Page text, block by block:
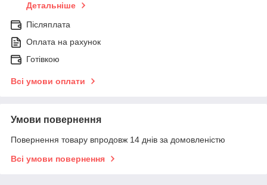
Детальніше
Післяплата
Оплата на рахунок
Готівкою
Всі умови оплати
Умови повернення
Повернення товару впродовж 14 днів за домовленістю
Всі умови повернення